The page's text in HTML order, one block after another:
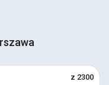
z 2300